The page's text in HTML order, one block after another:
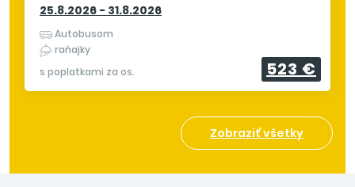
25.8.2026 - 31.8.2026
Autobusom
raňajky
s poplatkami za os.
523 €
Zobraziť všetky